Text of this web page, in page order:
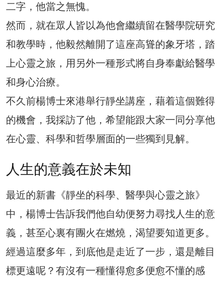
二字，他當之無愧。
然而，就在眾人皆以為他會繼續留在醫學院研究
和教學時，他毅然離開了這座高聳的象牙塔，踏
上心靈之旅，用另外一種形式將自身奉獻給醫學
和身心治療。
不久前楊博士來港舉行靜坐講座，藉着這個難得
的機會，我採訪了他，希望能跟大家一同分享他
在心靈、科學和哲學層面的一些獨到見解。
人生的意義在於未知
最近的新書《靜坐的科學、醫學與心靈之旅》
中，楊博士告訴我們他自幼便努力尋找人生的意
義，甚至心裏有團火在燃燒，渴望要知道更多。
經過這麼多年，到底他是走近了一步，還是離目
標更遠呢？有沒有一種懂得愈多便愈不懂的感